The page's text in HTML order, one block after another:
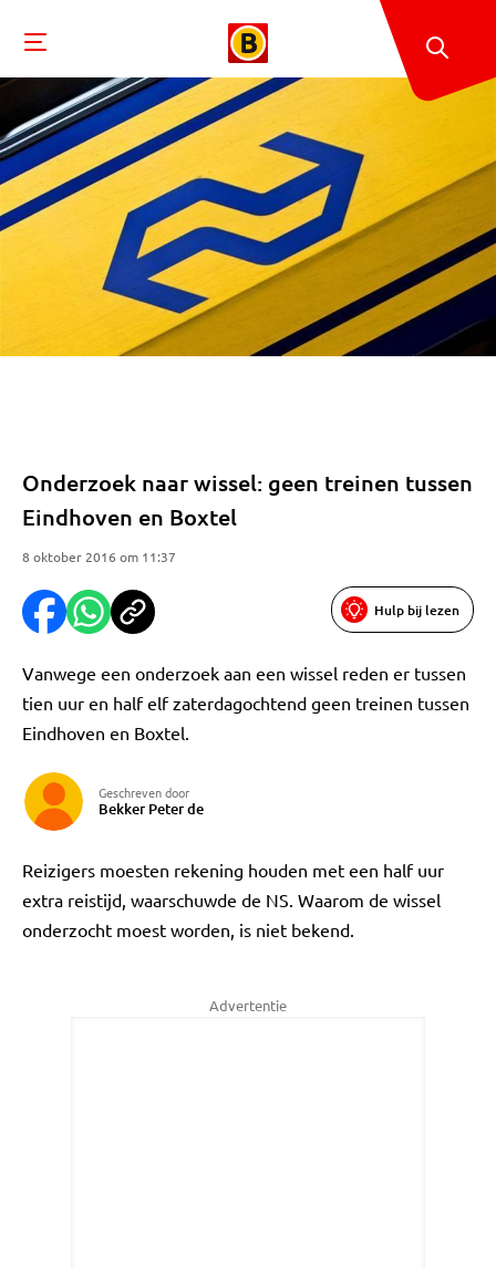
Onderzoek naar wissel: geen treinen tussen
Eindhoven en Boxtel
8 oktober 2016 om 11:37
Hulp bij lezen
Vanwege een onderzoek aan een wissel reden er tussen
tien uur en half elf zaterdagochtend geen treinen tussen
Eindhoven en Boxtel.
Geschreven door
Bekker Peter de
Reizigers moesten rekening houden met een half uur
extra reistijd, waarschuwde de NS. Waarom de wissel
onderzocht moest worden, is niet bekend.
Advertentie